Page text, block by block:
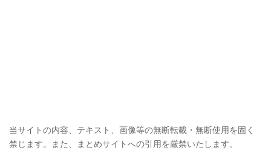
当サイトの内容、テキスト、画像等の無断転載・無断使用を固く
禁じます。また、まとめサイトへの引用を厳禁いたします。